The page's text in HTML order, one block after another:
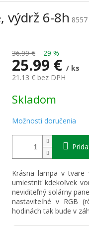
výdrž 6-8h 8557
36.99 € –29 %
25.99 € / ks
21.13 € bez DPH
cena:
Skladom
Možnosti doručenia
Krásna lampa v
umiestniť kdekoľvek
neviditeľný solárny
nastaviteľné v RGB
hodinách tak bude v